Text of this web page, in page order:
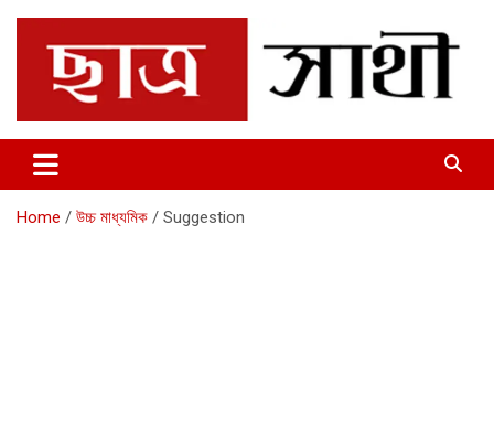
content
Chhatrosathi
Home উচ্চ মাধ্যমিক Suggestion